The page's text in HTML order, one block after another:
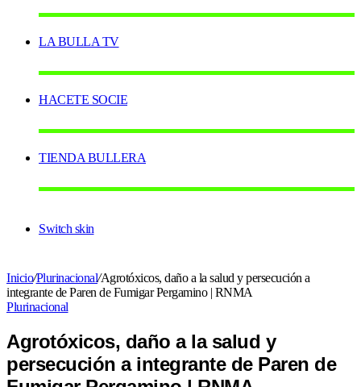
LA BULLA TV
HACETE SOCIE
TIENDA BULLERA
Switch skin
Inicio/Plurinacional/Agrotóxicos, daño a la salud y persecución a
integrante de Paren de Fumigar Pergamino | RNMA
Plurinacional
Agrotóxicos, daño a la salud y
persecución a integrante de Paren de